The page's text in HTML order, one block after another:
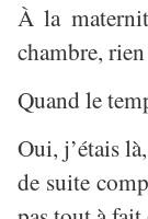
À la
chambre,
Quand le
Oui, j’étais
de suite